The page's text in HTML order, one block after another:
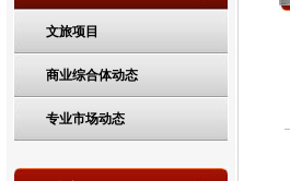
文旅项目
商业综合体动态
专业市场动态